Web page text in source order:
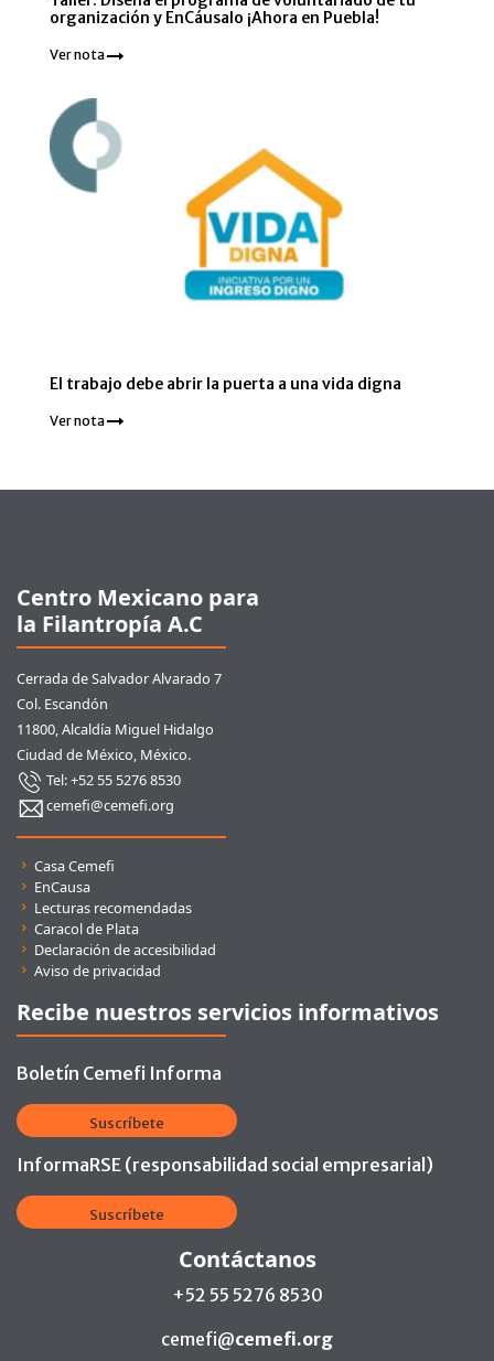
organización y EnCáusalo ¡Ahora en Puebla!
Ver nota
El trabajo debe abrir la puerta a una vida digna
Ver nota
Centro Mexicano para
la Filantropía A.C
Cerrada de Salvador Alvarado 7
Col. Escandón
11800, Alcaldía Miguel Hidalgo
Ciudad de México, México.
Tel: +52 55 5276 8530
cemefi@cemefi.org
Casa Cemefi
EnCausa
Lecturas recomendadas
Caracol de Plata
Declaración de accesibilidad
Aviso de privacidad
Recibe nuestros servicios informativos
Boletín Cemefi Informa
Suscríbete
InformaRSE (responsabilidad social empresarial)
Suscríbete
Contáctanos
+52 55 5276 8530
cemefi@cemefi.org